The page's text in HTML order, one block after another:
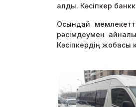
алды. Кәсіпкер
Осындай
рәсімдеумен
Кәсіпкердің жобасы